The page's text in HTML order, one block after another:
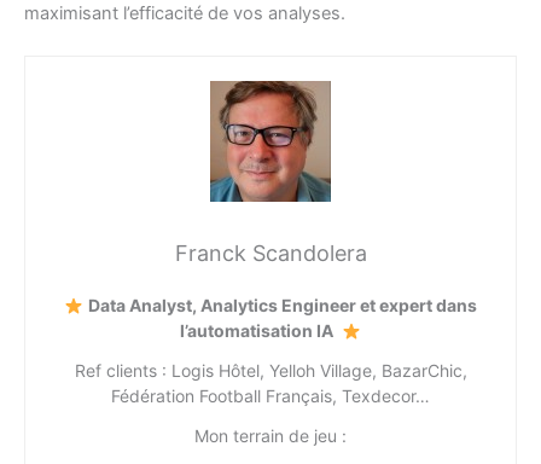
maximisant l’efficacité de vos analyses.
Franck Scandolera
Data Analyst, Analytics Engineer et expert dans
l’automatisation IA
Ref clients : Logis Hôtel, Yelloh Village, BazarChic,
Fédération Football Français, Texdecor…
Mon terrain de jeu :